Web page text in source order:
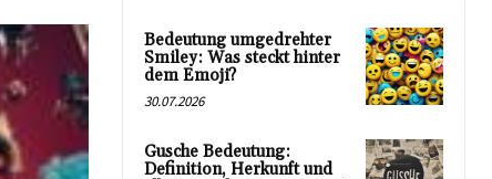
Bedeutung umgedrehter
Smiley: Was steckt hinter
dem Emoji?
30.07.2026
Gusche Bedeutung:
Definition, Herkunft und